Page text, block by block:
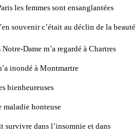
les femmes sont ensanglantées
souvenir c’était au déclin de la beauté
Dame m’a regardé à Chartres
inondé à Montmartre
bienheureuses
maladie honteuse
survivre dans l’insomnie et dans